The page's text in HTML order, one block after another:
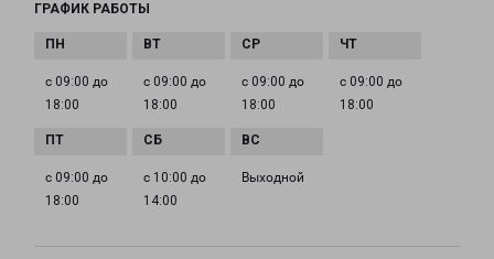
ГРАФИК РАБОТЫ
с 09:00 до
18:00
с 09:00 до
18:00
с 09:00 до
18:00
с 09:00 до
18:00
с 09:00 до
18:00
с 10:00 до
14:00
Выходной